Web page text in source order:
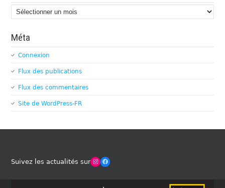
Archives
Méta
Connexion
Flux des publications
Flux des commentaires
Site de WordPress-FR
Suivez les actualités surWinches Club OfficielFacebook